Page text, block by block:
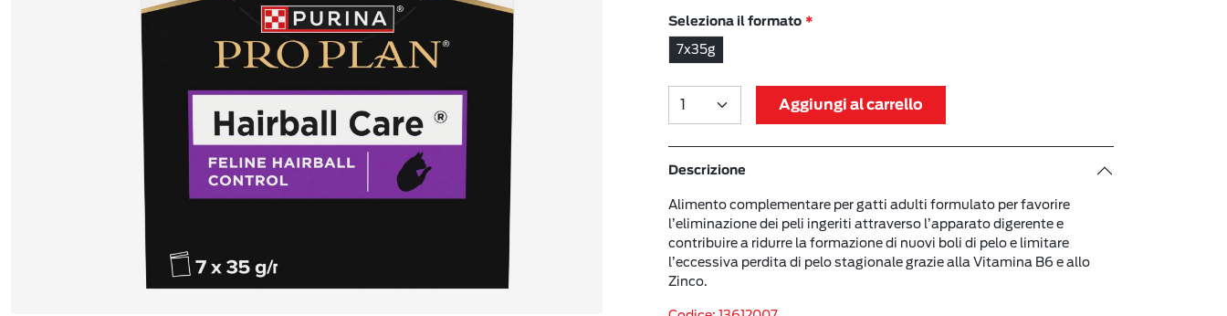
Seleziona il formato
7x35g
Aggiungi al carrello
Descrizione
Alimento complementare per gatti adulti formulato per favorire
l’eliminazione dei peli ingeriti attraverso l’apparato digerente e
contribuire a ridurre la formazione di nuovi boli di pelo e limitare
l’eccessiva perdita di pelo stagionale grazie alla Vitamina B6 e allo
Zinco.